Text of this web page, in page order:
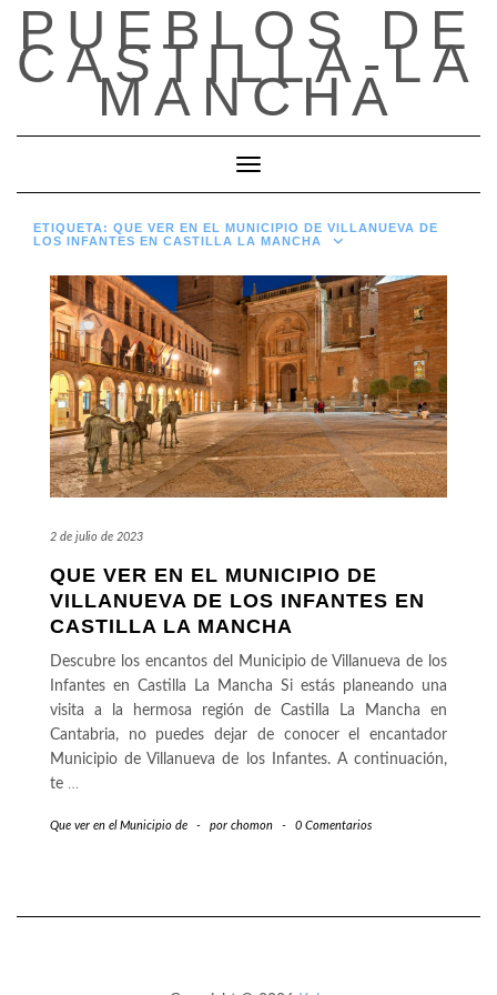
Saltar
contenido
PUEBLOS DE
CASTILLA-LA
MANCHA
Cambiar modo de navegación
ETIQUETA: QUE VER EN EL MUNICIPIO DE VILLANUEVA DE
LOS INFANTES EN CASTILLA LA MANCHA
2 de julio de 2023
QUE VER EN EL MUNICIPIO DE
VILLANUEVA DE LOS INFANTES EN
CASTILLA LA MANCHA
Descubre los encantos del Municipio de Villanueva de los
Infantes en Castilla La Mancha Si estás planeando una
visita a la hermosa región de Castilla La Mancha en
Cantabria, no puedes dejar de conocer el encantador
Municipio de Villanueva de los Infantes. A continuación,
te …
Que ver en el Municipio de - por chomon - 0 Comentarios